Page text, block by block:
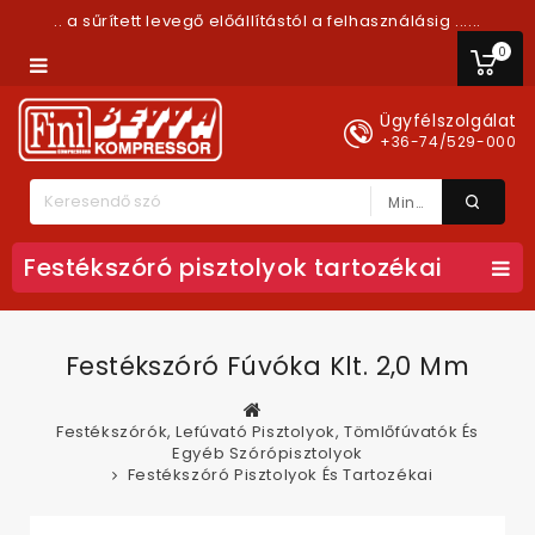
.. a sűrített levegő előállítástól a felhasználásig ......
0
Ügyfélszolgálat
+36-74/529-000
Minden Kategória
Festékszóró pisztolyok tartozékai
Festékszóró Fúvóka Klt. 2,0 Mm
Festékszórók, Lefúvató Pisztolyok, Tömlőfúvatók És
Egyéb Szórópisztolyok
Festékszóró Pisztolyok És Tartozékai